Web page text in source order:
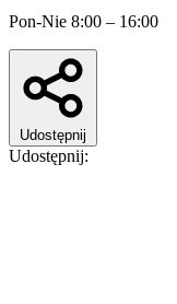
Pon-Nie 8:00 – 16:00
Udostępnij
Udostępnij: